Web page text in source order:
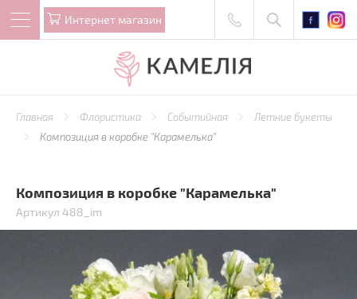
Интернет магазин
Главная Флористика Событийная
Летние букеты
Композиция в коробке "Карамелька"
Композиция в коробке "Карамелька"
Артикул 488_im